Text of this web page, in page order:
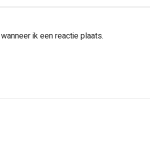
ik een reactie plaats.